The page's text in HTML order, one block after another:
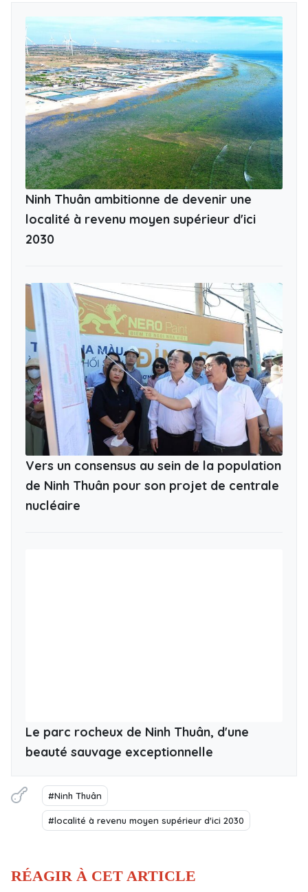
m
e
i
n
g
s
r
f
u
l
l
s
c
r
Ninh Thuân ambitionne de devenir une
localité à revenu moyen supérieur d'ici
2030
Vers un consensus au sein de la population
de Ninh Thuân pour son projet de centrale
nucléaire
Le parc rocheux de Ninh Thuân, d'une
beauté sauvage exceptionnelle
#Ninh Thuân
#localité à revenu moyen supérieur d'ici 2030